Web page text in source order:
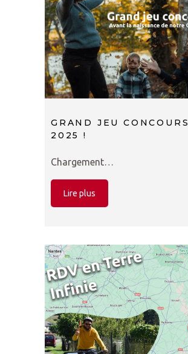
GRAND JEU CONCOURS
2025 !
Chargement…
Lire plus